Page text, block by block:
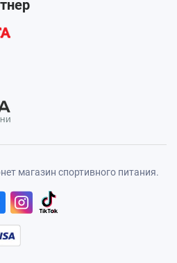
магазин спортивного питания.